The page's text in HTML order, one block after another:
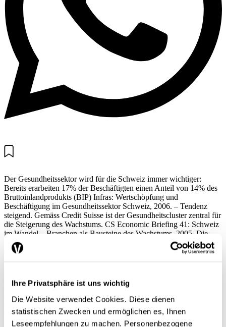
Ihre Privatsphäre ist uns wichtig
Die Website verwendet Cookies. Diese dienen
statistischen Zwecken und ermöglichen es, Ihnen
Leseempfehlungen zu machen. Personenbezogene
Der Gesundheitssektor wird für die Schweiz immer wichtiger:
Bereits erarbeiten 17% der Beschäftigten einen Anteil von 14% des
Bruttoinlandprodukts (BIP) Infras: Wertschöpfung und
Beschäftigung im Gesundheitssektor Schweiz, 2006. – Tendenz
steigend. Gemäss Credit Suisse ist der Gesundheitscluster zentral für
die Steigerung des Wachstums. CS Economic Briefing 41: Schweiz
im Wandel – Branchen als Bausteine des Wachstums, 2005. Die
Freude ist aber nicht ungetrübt: Neben wettbewerbsfähigen,
exportorientierten Branchen kranken staatlich regulierte und
immer mehr. Unklar ist, wie stark der Kostenanstieg auf
Fehlversorgung oder auf medizinischen Fortschritt und
demografische Veränderung zurückzuführen ist. Während Ersteres
flexible Erhöhung des AHV-Alters amortisierbare Investition dar.